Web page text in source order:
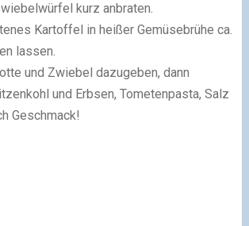
kurz anbraten.
Kartoffel in heißer Gemüsebrühe ca.
lassen.
und Zwiebel dazugeben, dann
und Erbsen, Tometenpasta, Salz
Geschmack!